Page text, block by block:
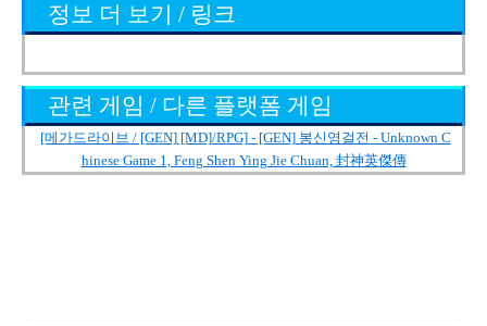
정보 더 보기 / 링크
관련 게임 / 다른 플랫폼 게임
[메가드라이브 / [GEN] [MD]/RPG] - [GEN] 봉신영걸전 - Unknown C
hinese Game 1, Feng Shen Ying Jie Chuan, 封神英傑傳